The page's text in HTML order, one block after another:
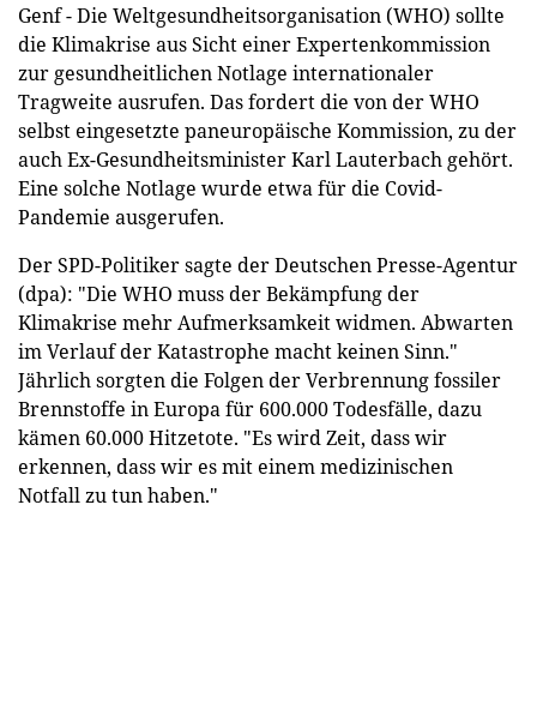
Genf - Die Weltgesundheitsorganisation (WHO) sollte
die Klimakrise aus Sicht einer Expertenkommission
zur gesundheitlichen Notlage internationaler
Tragweite ausrufen. Das fordert die von der WHO
selbst eingesetzte paneuropäische Kommission, zu der
auch Ex-Gesundheitsminister Karl Lauterbach gehört.
Eine solche Notlage wurde etwa für die Covid-
Pandemie ausgerufen.
Der SPD-Politiker sagte der Deutschen Presse-Agentur
(dpa): "Die WHO muss der Bekämpfung der
Klimakrise mehr Aufmerksamkeit widmen. Abwarten
im Verlauf der Katastrophe macht keinen Sinn."
Jährlich sorgten die Folgen der Verbrennung fossiler
Brennstoffe in Europa für 600.000 Todesfälle, dazu
kämen 60.000 Hitzetote. "Es wird Zeit, dass wir
erkennen, dass wir es mit einem medizinischen
Notfall zu tun haben."